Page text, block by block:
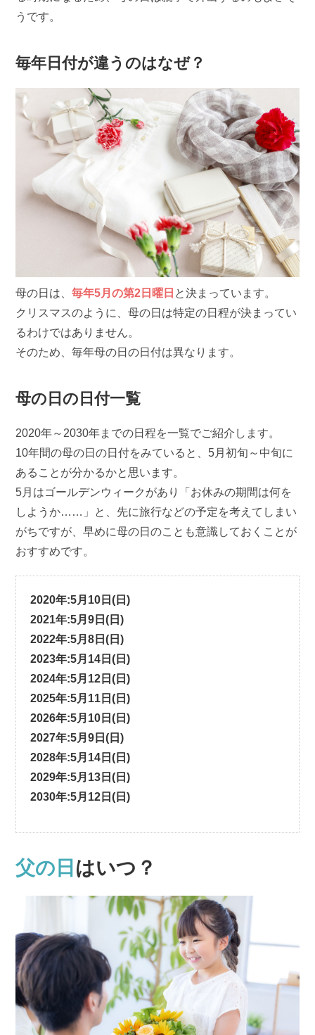
うです。
毎年日付が違うのはなぜ？
母の日は、毎年5月の第2日曜日 と決まっています。
クリスマスのように、母の日は特定の日程が決まってい
るわけではありません。
そのため、毎年母の日の日付は異なります。
母の日の日付一覧
2020年～2030年までの日程を一覧でご紹介します。
10年間の母の日の日付をみていると、5月初旬～中旬に
あることが分かるかと思います。
5月はゴールデンウィークがあり「お休みの期間は何を
しようか……」と、先に旅行などの予定を考えてしまい
がちですが、早めに母の日のことも意識しておくことが
おすすめです。
2020年:5月10日(日)
2021年:5月9日(日)
2022年:5月8日(日)
2023年:5月14日(日)
2024年:5月12日(日)
2025年:5月11日(日)
2026年:5月10日(日)
2027年:5月9日(日)
2028年:5月14日(日)
2029年:5月13日(日)
2030年:5月12日(日)
父の日 はいつ？